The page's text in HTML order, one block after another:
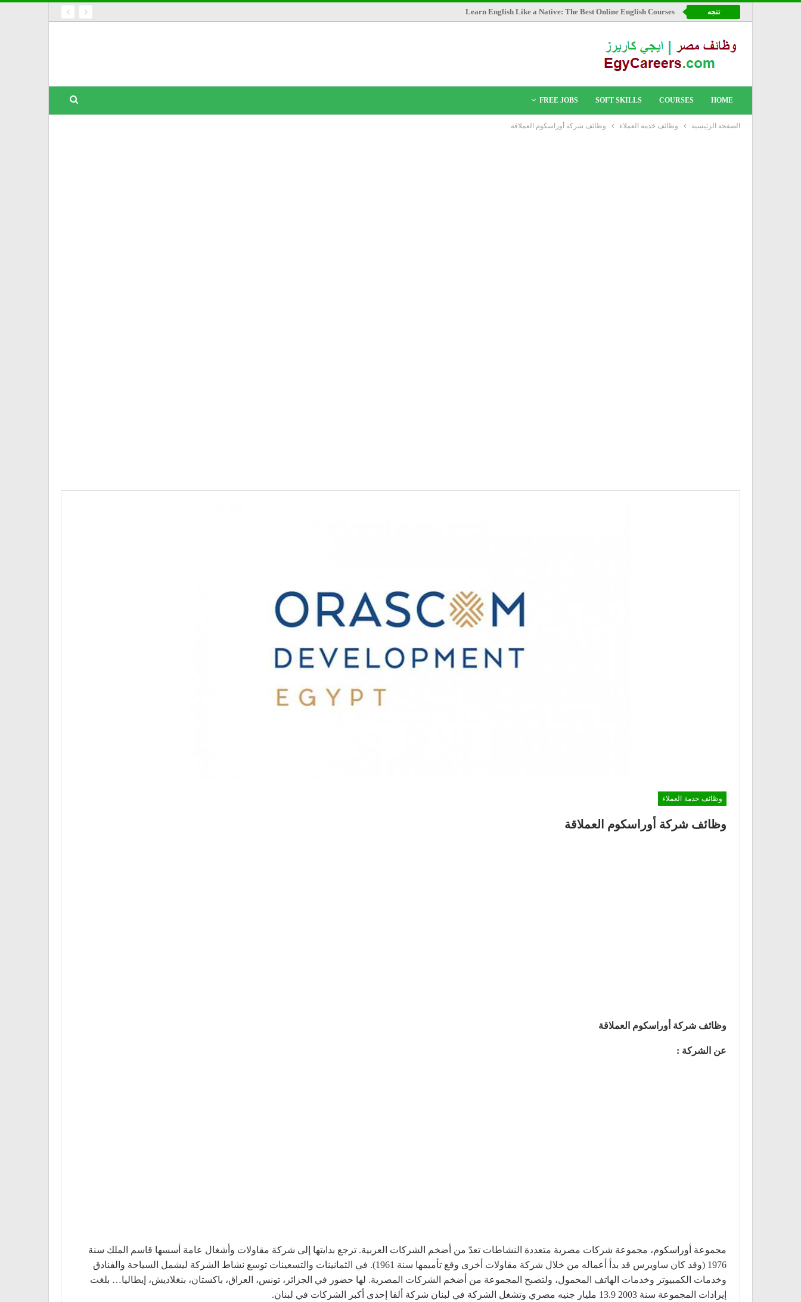
تتجه Learn English Like a Native: The Best Online English Courses
HOME
COURSES
SOFT SKILLS
FREE JOBS
الصفحة الرئيسية وظائف خدمة العملاء وظائف شركة أوراسكوم العملاقة
وظائف خدمة العملاء
وظائف شركة أوراسكوم العملاقة
وظائف شركة أوراسكوم العملاقة
عن الشركة :
مجموعة أوراسكوم، مجموعة شركات مصرية متعددة النشاطات تعدّ من أضخم الشركات العربية. ترجع بدايتها إلى شركة مقاولات وأشغال عامة أسسها قاسم الملك سنة
1976 (وقد كان ساويرس قد بدأ أعماله من خلال شركة مقاولات أخرى وقع تأميمها سنة 1961). في الثمانينات والتسعينات توسع نشاط الشركة ليشمل السياحة والفنادق
وخدمات الكمبيوتر وخدمات الهاتف المحمول، ولتصبح المجموعة من أضخم الشركات المصرية. لها حضور في الجزائر، تونس، العراق، باكستان، بنغلاديش، إيطاليا… بلغت
إيرادات المجموعة سنة 2003 13.9 مليار جنيه مصري وتشغل الشركة في لبنان شركة ألفا إحدى أكبر الشركات في لبنان.